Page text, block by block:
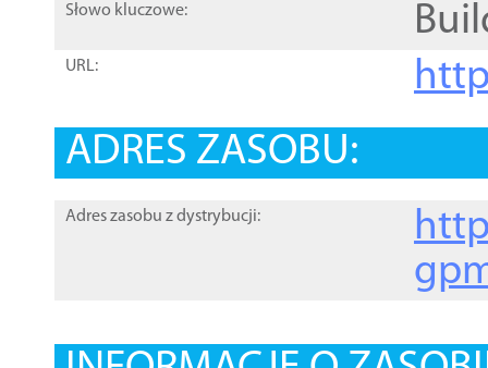
Słowo kluczowe:
URL:
ADRES ZASOBU:
Adres zasobu z dystrybucji: